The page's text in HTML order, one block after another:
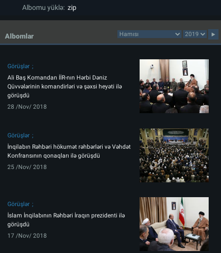
Albomu yüklə: zip
Albomlar
Görüşlər
Ali Baş Komandan İİR-nın Hərbi Dəniz
Qüvvələrinin komandirləri və şəxsi heyəti ilə
görüşdü
28 /Nov/ 2018
Görüşlər
İnqilabın Rəhbəri hökumət rəhbərləri və Vəhdət
Konfransının qonaqları ilə görüşdü
25 /Nov/ 2018
Görüşlər
İslam İnqilabının Rəhbəri İraqın prezidenti ilə
görüşdü
17 /Nov/ 2018